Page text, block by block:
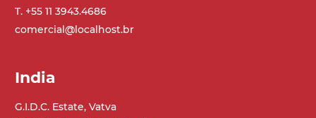
Controllo
on/off, E-Stop, protezione termica motore
T. +55 11 3943.4686
comercial@localhost.br
India
G.I.D.C. Estate, Vatva